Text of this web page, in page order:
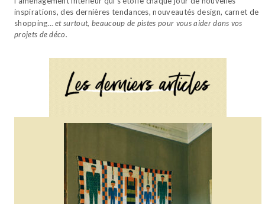
inspirations, des dernières tendances, nouveautés design, carnet de
shopping…et surtout, beaucoup de pistes pour vous aider dans vos
projets de déco.